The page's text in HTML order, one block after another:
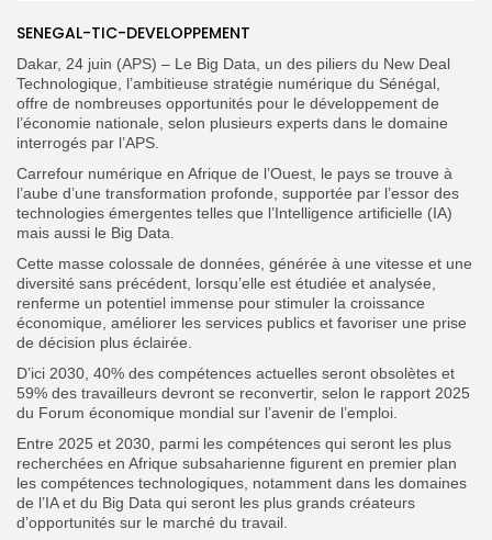
Search
for:
FR
SENEGAL-TIC-DEVELOPPEMENT
Dakar, 24 juin (APS) – Le Big Data, un des piliers du New Deal
Technologique, l’ambitieuse stratégie numérique du Sénégal,
offre de nombreuses opportunités pour le développement de
l’économie nationale, selon plusieurs experts dans le domaine
interrogés par l’APS.
Carrefour numérique en Afrique de l’Ouest, le pays se trouve à
l’aube d’une transformation profonde, supportée par l’essor des
technologies émergentes telles que l’Intelligence artificielle (IA)
mais aussi le Big Data.
Cette masse colossale de données, générée à une vitesse et une
diversité sans précédent, lorsqu’elle est étudiée et analysée,
renferme un potentiel immense pour stimuler la croissance
économique, améliorer les services publics et favoriser une prise
de décision plus éclairée.
D’ici 2030, 40% des compétences actuelles seront obsolètes et
59% des travailleurs devront se reconvertir, selon le rapport 2025
du Forum économique mondial sur l’avenir de l’emploi.
Entre 2025 et 2030, parmi les compétences qui seront les plus
recherchées en Afrique subsaharienne figurent en premier plan
les compétences technologiques, notamment dans les domaines
de l’IA et du Big Data qui seront les plus grands créateurs
d’opportunités sur le marché du travail.